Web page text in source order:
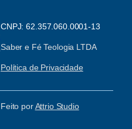
CNPJ: 62.357.060.0001-13
Saber e Fé Teologia LTDA
Política de Privacidade
Feito porAttrio Studio